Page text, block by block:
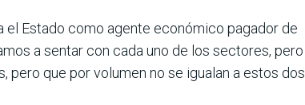
Estado como agente eco­nómico pagador de
a sentar con cada uno de los sectores, pero
que por volumen no se igualan a estos dos